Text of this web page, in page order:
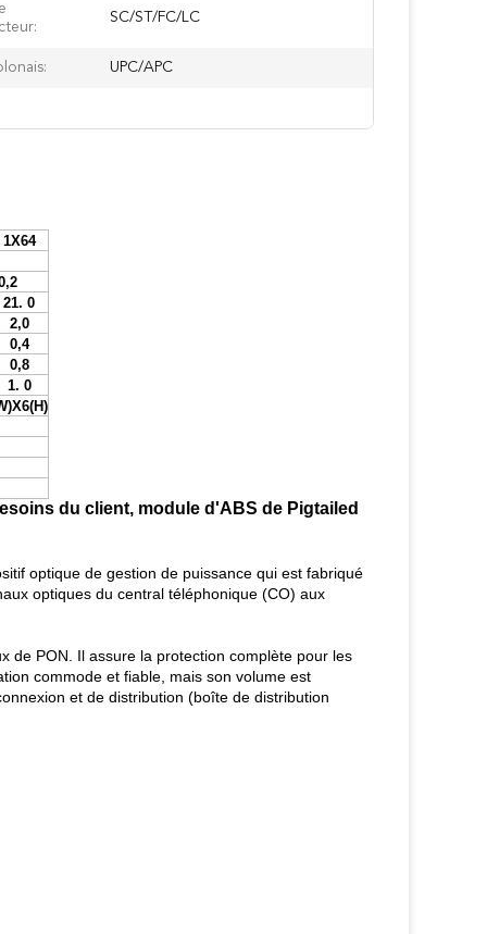
SC/ST/FC/LC
UPC/APC
1X64
21. 0
2,0
0,4
0,8
1. 0
6(H)
du client, module d'ABS de Pigtailed
optique de gestion de puissance qui est fabriqué
optiques du central téléphonique (CO) aux
de PON. Il assure la protection complète pour les
commode et fiable, mais son volume est
et de distribution (boîte de distribution